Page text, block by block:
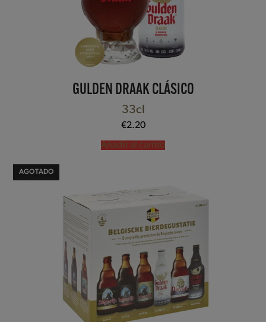
GULDEN DRAAK CLÁSICO
33cl
€2.20
Añadir al carrito
AGOTADO